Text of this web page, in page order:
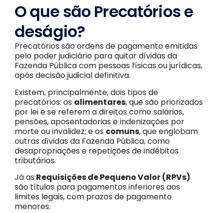
O que são Precatórios e
deságio?
Precatórios são ordens de pagamento emitidas
pelo poder judiciário para quitar dívidas da
Fazenda Pública com pessoas físicas ou jurídicas,
após decisão judicial definitiva.
Existem, principalmente, dois tipos de
precatórios: os alimentares, que são priorizados
por lei e se referem a direitos como salários,
pensões, aposentadorias e indenizações por
morte ou invalidez; e os comuns, que englobam
outras dívidas da Fazenda Pública, como
desapropriações e repetições de indébitos
tributários.
Já as Requisições de Pequeno Valor (RPVs)
são títulos para pagamentos inferiores aos
limites legais, com prazos de pagamento
menores.